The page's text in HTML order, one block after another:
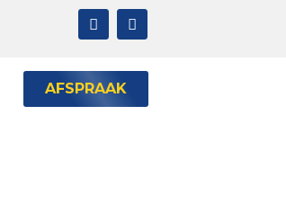
AFSPRAAK